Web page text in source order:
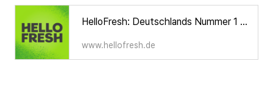
HelloFresh: Deutschlands Nummer 1 Kochbox | Leckere Gerichte
www.hellofresh.de